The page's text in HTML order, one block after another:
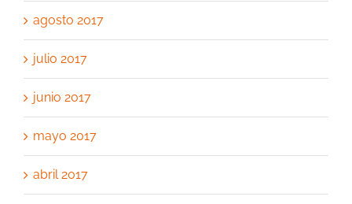
agosto 2017
julio 2017
junio 2017
mayo 2017
abril 2017